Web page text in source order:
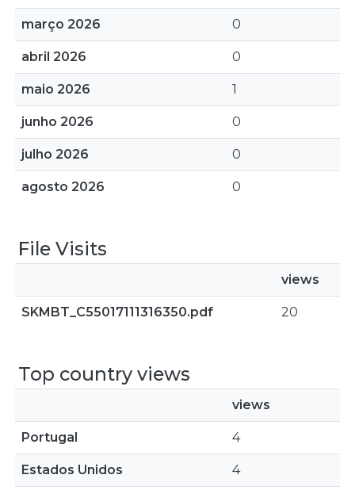
março 2026 0
abril 2026 0
maio 2026 1
junho 2026 0
julho 2026 0
agosto 2026 0
File Visits
views
SKMBT_C55017111316350.pdf 20
Top country views
views
Portugal 4
Estados Unidos 4